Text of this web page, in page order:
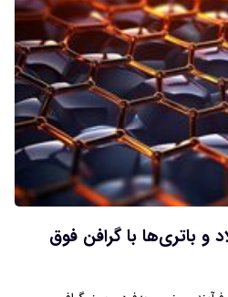
و باتری‌ها با گرافن فوق